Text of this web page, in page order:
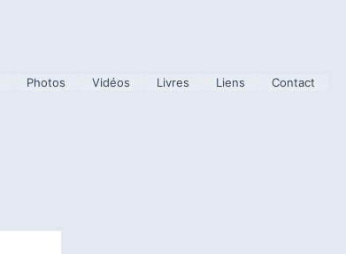
Photos Vidéos Livres Liens Contact